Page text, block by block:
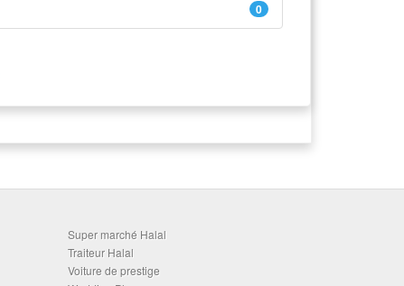
0
Super marché Halal
Traiteur Halal
Voiture de prestige